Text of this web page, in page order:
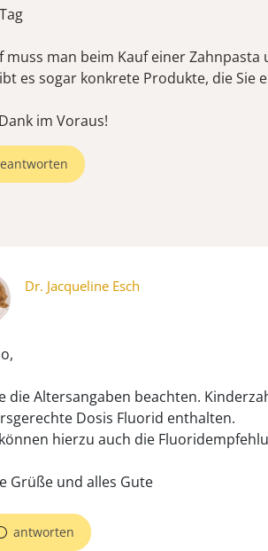
muss man beim Kauf einer
es sogar konkrete Produkte, die Sie
im Voraus!
Dr. Jacqueline Esch
die Altersangaben beachten.
Dosis Fluorid enthalten.
hierzu auch die
Grüße und alles Gute
antworten